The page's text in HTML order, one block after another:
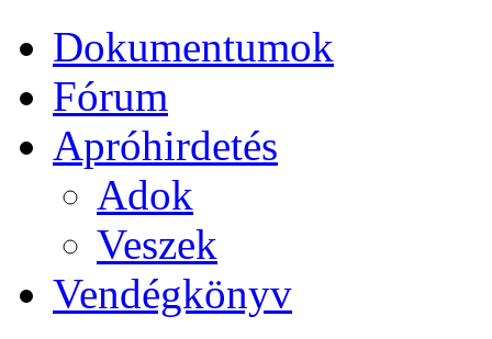
Dokumentumok
Fórum
Apróhirdetés
Adok
Veszek
Vendégkönyv